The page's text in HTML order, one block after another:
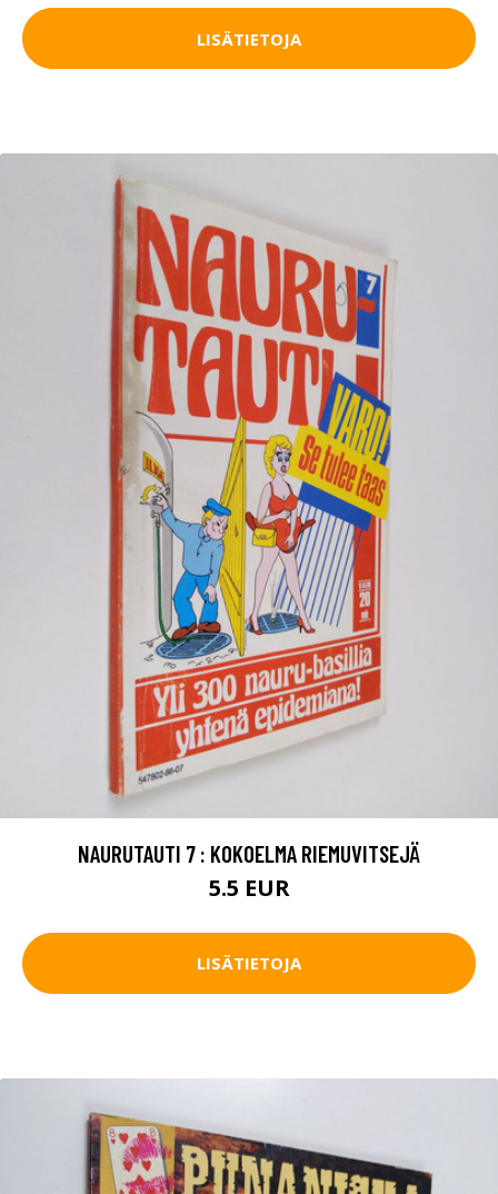
LISÄTIETOJA
NAURUTAUTI 7 : KOKOELMA RIEMUVITSEJÄ
5.5 EUR
LISÄTIETOJA